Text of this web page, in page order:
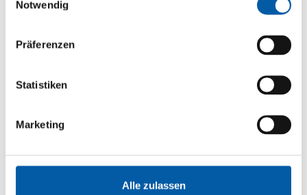
gesammelt haben.
Notwendig
Präferenzen
Statistiken
Marketing
Alle zulassen
Firstname
Lastname
Street
House number
ZIP